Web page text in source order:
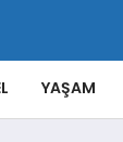
YAŞAM